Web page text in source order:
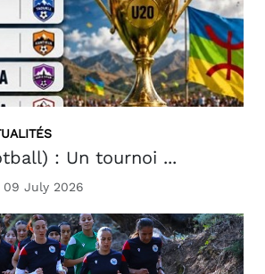
: Un tournoi ...
09 July 2026